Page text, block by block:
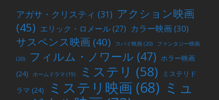
アガサ・クリスティ (31) アクション映画
(45) エリック・ロメール(27) カラー映画(30)
サスペンス映画 (40) スパイ映画 (20) ファンタジー映画
(20) フィルム・ノワール (47) ホラー映画
(24)
ホームドラマ (19) ミステリ (58)
ミステリド
ラマ (24) ミステリ映画 (68) ミュ